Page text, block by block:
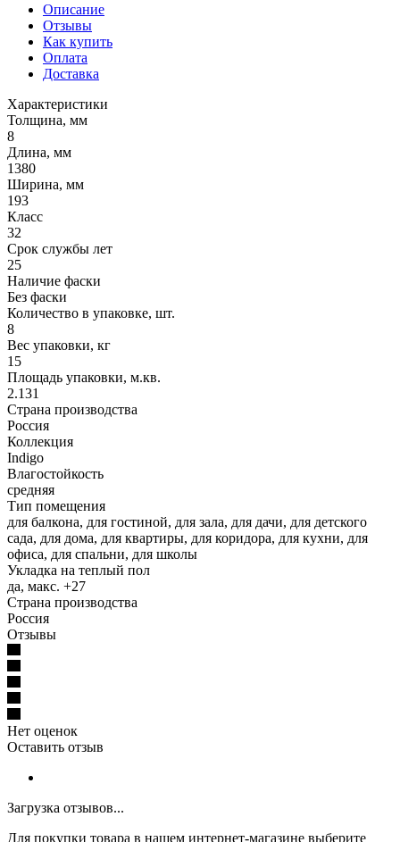
Описание
Отзывы
Как купить
Оплата
Доставка
Характеристики
Толщина, мм
8
Длина, мм
1380
Ширина, мм
193
Класс
32
Срок службы лет
25
Наличие фаски
Без фаски
Количество в упаковке, шт.
8
Вес упаковки, кг
15
Площадь упаковки, м.кв.
2.131
Страна производства
Россия
Коллекция
Indigo
Влагостойкость
средняя
Тип помещения
для балкона, для гостиной, для зала, для дачи, для детского
сада, для дома, для квартиры, для коридора, для кухни, для
офиса, для спальни, для школы
Укладка на теплый пол
да, макс. +27
Страна производства
Россия
Отзывы
Нет оценок
Оставить отзыв
Загрузка отзывов...
Для покупки товара в нашем интернет-магазине выберите